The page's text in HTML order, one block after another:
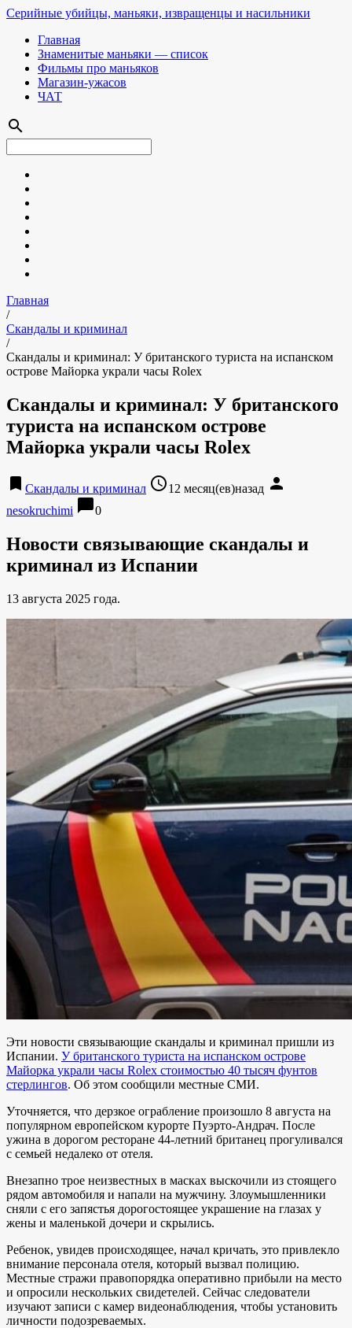
Серийные убийцы, маньяки, извращенцы и насильники
Главная
Знаменитые маньяки — список
Фильмы про маньяков
Магазин-ужасов
ЧАТ
search
Главная
/
Скандалы и криминал
/
Скандалы и криминал: У британского туриста на испанском
острове Майорка украли часы Rolex
Скандалы и криминал: У британского
туриста на испанском острове
Майорка украли часы Rolex
bookmark Скандалы и криминал access_time12 месяц(ев)назад person
nesokruchimi chat_bubble0
Новости связывающие скандалы и
криминал из Испании
13 августа 2025 года.
Эти новости связывающие скандалы и криминал пришли из
Испании. У британского туриста на испанском острове
Майорка украли часы Rolex стоимостью 40 тысяч фунтов
стерлингов. Об этом сообщили местные СМИ.
Уточняется, что дерзкое ограбление произошло 8 августа на
популярном европейском курорте Пуэрто-Андрач. После
ужина в дорогом ресторане 44-летний британец прогуливался
с семьей недалеко от отеля.
Внезапно трое неизвестных в масках выскочили из стоящего
рядом автомобиля и напали на мужчину. Злоумышленники
сняли с его запястья дорогостоящее украшение на глазах у
жены и маленькой дочери и скрылись.
Ребенок, увидев происходящее, начал кричать, это привлекло
внимание персонала отеля, который вызвал полицию.
Местные стражи правопорядка оперативно прибыли на место
и опросили нескольких свидетелей. Сейчас следователи
изучают записи с камер видеонаблюдения, чтобы установить
личности подозреваемых.